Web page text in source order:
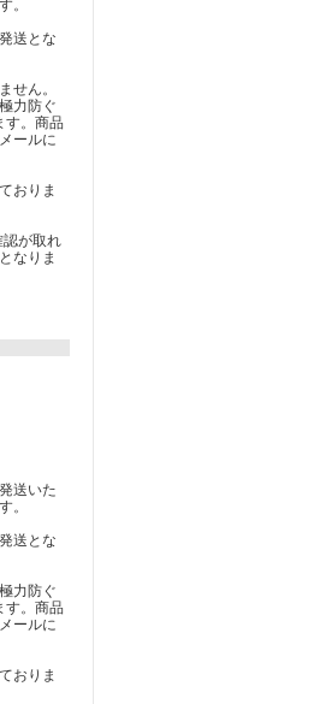
。
送とな
せん。
力防ぐ
す。商品
ールに
おりま
認が取れ
なりま
送いた
。
送とな
力防ぐ
す。商品
ールに
おりま